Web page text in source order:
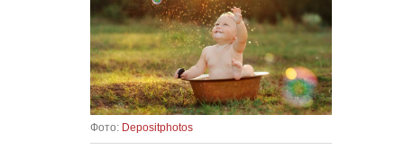
Фото: Depositphotos